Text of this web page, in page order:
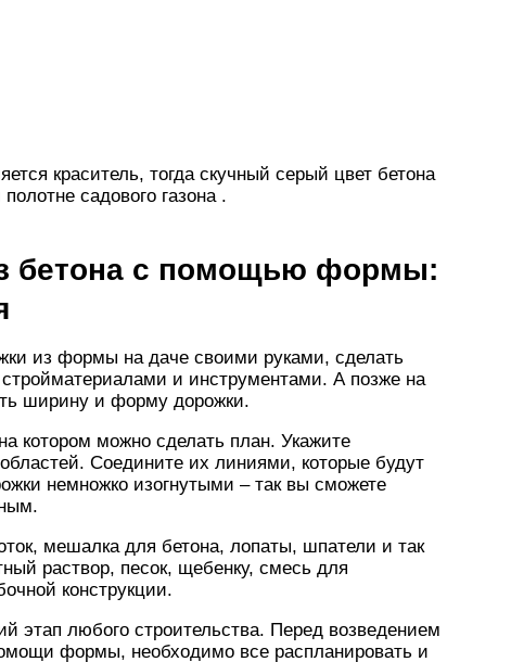
краситель, тогда скучный серый цвет бетона
садового газона .
бетона с помощью формы:
из формы на даче своими руками, сделать
стройматериалами и инструментами. А позже на
ширину и форму дорожки.
котором можно сделать план. Укажите
Соедините их линиями, которые будут
немножко изогнутыми – так вы сможете
мешалка для бетона, лопаты, шпатели и так
раствор, песок, щебенку, смесь для
конструкции.
этап любого строительства. Перед возведением
формы, необходимо все распланировать и